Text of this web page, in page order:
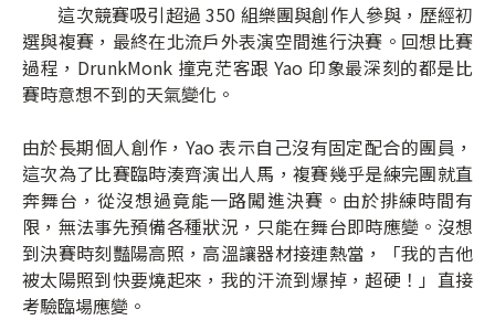
這次競賽吸引超過 350 組樂團與創作人參與，歷經初
選與複賽，最終在北流戶外表演空間進行決賽。回想比賽
過程，DrunkMonk 撞克茫客跟 Yao 印象最深刻的都是比
賽時意想不到的天氣變化。
由於長期個人創作，Yao 表示自己沒有固定配合的團員，
這次為了比賽臨時湊齊演出人馬，複賽幾乎是練完團就直
奔舞台，從沒想過竟能一路闖進決賽。由於排練時間有
限，無法事先預備各種狀況，只能在舞台即時應變。沒想
到決賽時刻豔陽高照，高溫讓器材接連熱當，「我的吉他
被太陽照到快要燒起來，我的汗流到爆掉，超硬！」直接
考驗臨場應變。